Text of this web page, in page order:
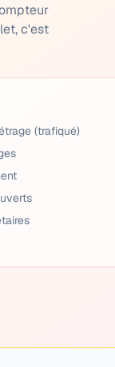
c'est
(trafiqué)